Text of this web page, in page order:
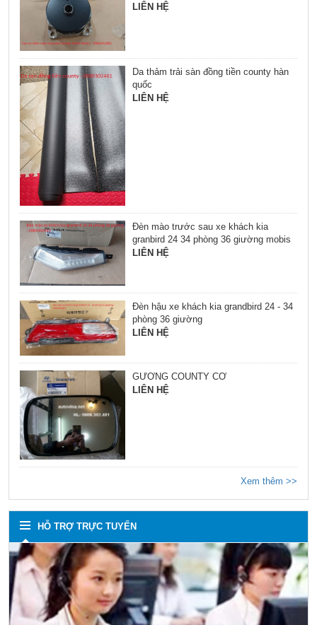
LIÊN HỆ
Da thảm trải sàn đồng tiền county hàn
quốc
LIÊN HỆ
Đèn mào trước sau xe khách kia
granbird 24 34 phòng 36 giường mobis
LIÊN HỆ
Đèn hậu xe khách kia grandbird 24 - 34
phòng 36 giường
LIÊN HỆ
GƯƠNG COUNTY CƠ
LIÊN HỆ
Xem thêm >>
HỖ TRỢ TRỰC TUYẾN